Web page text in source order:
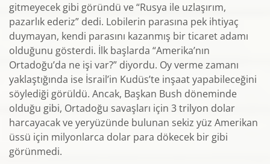
gitmeyecek gibi göründü ve “Rusya ile uzlaşırım,
pazarlık ederiz” dedi. Lobilerin parasına pek ihtiyaç
duymayan, kendi parasını kazanmış bir ticaret adamı
olduğunu gösterdi. İlk başlarda “Amerika’nın
Ortadoğu’da ne işi var?” diyordu. Oy verme zamanı
yaklaştığında ise İsrail’in Kudüs’te inşaat yapabileceğini
söylediği görüldü. Ancak, Başkan Bush döneminde
olduğu gibi, Ortadoğu savaşları için 3 trilyon dolar
harcayacak ve yeryüzünde bulunan sekiz yüz Amerikan
üssü için milyonlarca dolar para dökecek bir gibi
görünmedi.